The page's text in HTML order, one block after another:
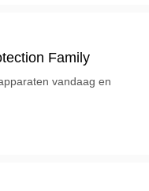
Family
vandaag en